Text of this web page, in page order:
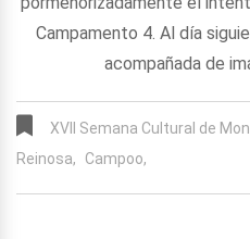
Campamento 4. Al día
acompañada de
XVII Semana Cultural de
Reinosa,
Campoo,